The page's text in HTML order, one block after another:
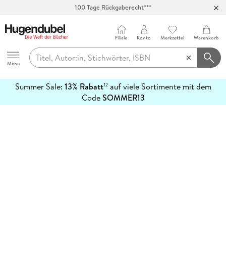
100 Tage Rückgaberecht***
Hugendubel
Menu
Filiale Konto Merkzettel Warenkorb
Summer Sale: 13% Rabatt12auf viele Sortimente mit dem
CodeSOMMER13
erfahren